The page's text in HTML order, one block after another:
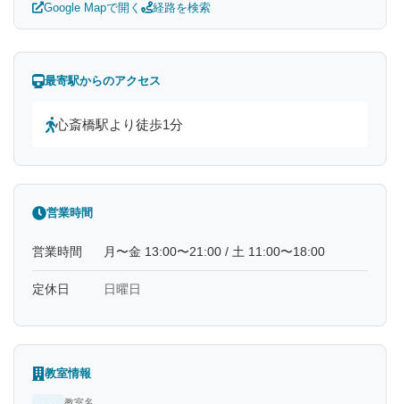
Google Mapで開く 経路を検索
最寄駅からのアクセス
心斎橋駅より徒歩1分
営業時間
営業時間 月〜金 13:00〜21:00 / 土 11:00〜18:00
定休日 日曜日
教室情報